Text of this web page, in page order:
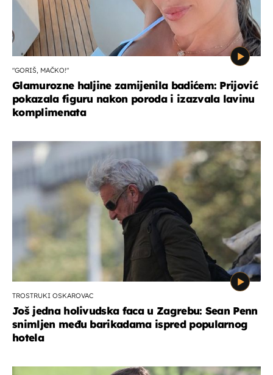
"GORIŠ, MAČKO!"
Glamurozne haljine zamijenila badićem: Prijović
pokazala figuru nakon poroda i izazvala lavinu
komplimenata
TROSTRUKI OSKAROVAC
Još jedna holivudska faca u Zagrebu: Sean Penn
snimljen među barikadama ispred popularnog
hotela